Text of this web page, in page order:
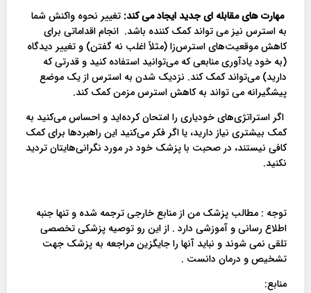
مهارت های مقابله ای جدید ایجاد می کند: تغییر نحوه واکنش شما
به استرس نیز می تواند کمک کننده باشد. انجام اقداماتی برای
کاهش موقعیت‌های استرس‌زا (مثلاً اغلب نه گفتن) و تغییر دیدگاه
(به خود یادآوری منابعی که می‌توانید استفاده کنید و قدرتی که
دارید) می‌تواند کمک کند. نزدیک شدن به استرس از یک موضع
پیشگیرانه می تواند به کاهش استرس مزمن کمک کند.
اگر استراتژی‌های خودیاری را امتحان کرده‌اید و احساس می‌کنید به
کمک بیشتری نیاز دارید، یا اگر فکر می‌کنید این راهبردها برای کمک
کافی نیستند، در صحبت با پزشک خود در مورد نگرانی‌هایتان تردید
نکنید.
توجه : مطالب پزشک من از منابع خارجی ترجمه شده و تنها جنبه
اطلاع رسانی و آموزشی دارد . از این رو توصیه پزشکی تخصصی
تلقی نمی شوند و نباید آنها را جایگزین مراجعه به پزشک جهت
تشخیص و درمان دانست .
منابع: